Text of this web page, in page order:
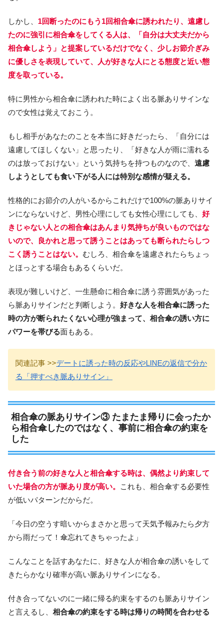
しかし、 1回断ったのにもう1回相合傘に誘われたり、遠慮し
たのに強引に相合傘をしてくる人は、「自分は大丈夫だから
相合傘しよう」と提案しているだけでなく、少しお節介ぎみ
に優しさを表現していて、人が好きな人にとる態度と近い態
度を取っている。
特に男性から相合傘に誘われた時によく出る脈ありサインな
ので女性は覚えておこう。
もし相手があなたのことを本当に好きだったら、「自分には
遠慮してほしくない」と思ったり、「好きな人が雨に濡れる
のは放っておけない」という気持ちを持つものなので、 遠慮
しようとしても食い下がる人には特別な感情が疑える。
性格的にお節介の人がいるからこれだけで100%の脈ありサイ
ンにならないけど、男性心理にしても女性心理にしても、 好
きじゃない人との相合傘はあんまり気持ちが良いものではな
いので、良かれと思って誘うことはあっても断られたらしつ
こく誘うことはない。 むしろ、相合傘を遠慮されたらちょっ
とほっとする場合もあるくらいだ。
表現が難しいけど、一生懸命に相合傘に誘う雰囲気があった
ら脈ありサインだと判断しよう。 好きな人を相合傘に誘った
時の方が断られたくない心理が強まって、相合傘の誘い方に
パワーを帯びる面もある。
関連記事 >>デートに誘った時の反応やLINEの返信で分か
る「押すべき脈ありサイン」
相合傘の脈ありサイン③ たまたま帰りに会ったか
ら相合傘したのではなく、事前に相合傘の約束を
した
付き合う前の好きな人と相合傘する時は、偶然より約束して
いた場合の方が脈あり度が高い。
これも、相合傘する必要性
が低いパターンだからだ。
「今日の空うす暗いからまさかと思って天気予報みたら夕方
から雨だって！傘忘れてきちゃったよ」
こんなことを話すあなたに、好きな人が相合傘の誘いをして
きたらかなり確率が高い脈ありサインになる。
付き合ってないのに一緒に帰る約束をするのも脈ありサイン
と言えるし、 相合傘の約束をする時は帰りの時間を合わせる